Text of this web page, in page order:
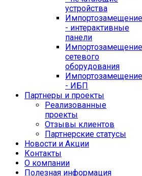
устройства
Импортозамещение
- интерактивные
панели
Импортозамещение
сетевого
оборудования
Импортозамещение
- ИБП
Партнеры и проекты
Реализованные
проекты
Отзывы клиентов
Партнерские статусы
Новости и Акции
Контакты
O компании
Полезная информация